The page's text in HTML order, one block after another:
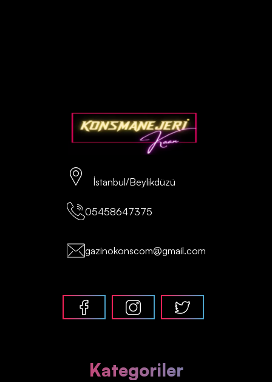
İstanbul/Beylikdüzü
05458647375
gazinokonscom@gmail.com
Kategoriler